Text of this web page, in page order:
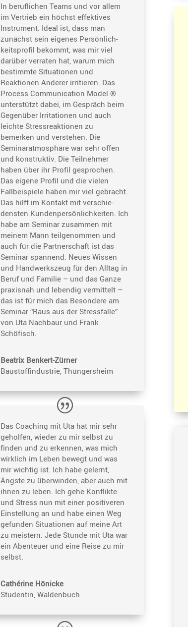
In beruf­li­chen Teams und vor allem
im Vertrieb ein höchst effek­tives
Instru­ment. Ideal ist, dass man
zunächst sein eigenes Persön­lich­
keits­profil bekommt, was mir viel
darüber verraten hat, warum mich
bestimmte Situa­tionen und
Reaktionen Anderer irritieren. Das
Process Commu­ni­ca­tion Model ®
unter­stützt dabei, im Gespräch beim
Gegen­über Irrita­tionen und auch
leichte Stress­re­ak­tionen zu
bemerken und verstehen. Die
Seminar­at­mo­sphäre war sehr offen
und konstruktiv. Die Teilnehmer
haben über ihr Profil gespro­chen.
Das eigene Profil und die vielen
Fallbei­spiele haben mir viel gebracht.
Das hilft im Kontakt mit verschie­
densten Kunden­per­sön­lich­keiten. Ich
habe am Seminar zusammen mit
meinem Mann teilge­nommen und
auch für die Partner­schaft ist das
Seminar spannend. Neues Wissen
und Handwerks­zeug für den Alltag in
Beruf und Familie – und das Ganze
praxisnah und lebendig vermit­telt –
das ist für mich das Beson­dere am
Seminar “Raus aus der Stress­falle”
von Uta Nachbaur und Frank
Schöfisch.
Beatrix Benkert-Zürner
Baustoff­in­dus­trie, Thüngersheim
Das Coaching mit Uta hat mir sehr
geholfen, wieder zu mir selbst zu
finden und zu erkennen, was mich
wirklich im Leben bewegt und was
mir wichtig ist. Ich habe gelernt,
Ängste zu überwinden, aber auch mit
ihnen zu leben. Ich gehe Konflikte
und Stress nun mit einer positi­veren
Einstel­lung an und habe einen Weg
gefunden Situa­tionen auf meine Art
zu meistern. Jede Stunde mit Uta war
ein Abenteuer und eine Reise zu mir
selbst.
Cathé­rine Hönicke
Studentin, Walden­buch